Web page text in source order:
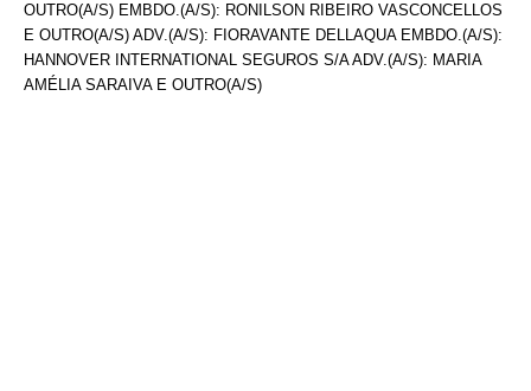
OUTRO(A/S) EMBDO.(A/S): RONILSON RIBEIRO VASCONCELLOS
E OUTRO(A/S) ADV.(A/S): FIORAVANTE DELLAQUA EMBDO.(A/S):
HANNOVER INTERNATIONAL SEGUROS S/A ADV.(A/S): MARIA
AMÉLIA SARAIVA E OUTRO(A/S)